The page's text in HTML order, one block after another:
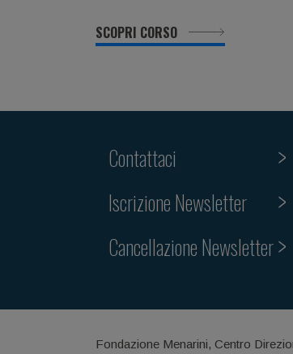
SCOPRI CORSO
Contattaci
Iscrizione Newsletter
Cancellazione Newsletter
Fondazione Menarini, Centro